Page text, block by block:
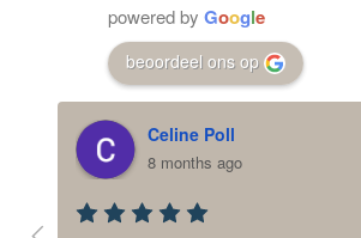
powered by Google
beoordeel ons op
Celine Poll
8 months ago